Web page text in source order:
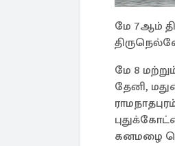
மே 7ஆம்
மே 8
தேனி,
கனமழை